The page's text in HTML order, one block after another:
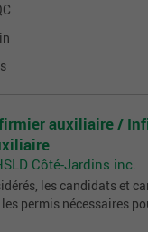
auxiliaire /
Côté-Jardins inc.
les candidats et
permis nécessaires